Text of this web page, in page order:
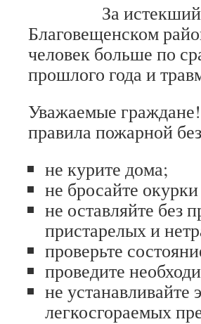
За истекший
Благовещенском
человек больше по
прошлого года и
Уважаемые
правила пожарной
не курите дома;
не бросайте
не оставляйте без
пристарелых и
проверьте
проведите
не устанавливайте
легкосгораемых